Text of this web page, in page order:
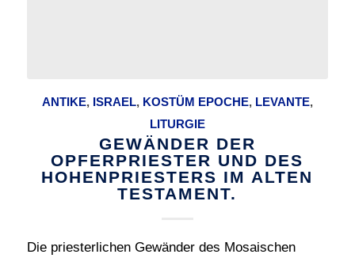
ANTIKE, ISRAEL, KOSTÜM EPOCHE, LEVANTE,
LITURGIE
GEWÄNDER DER
OPFERPRIESTER UND DES
HOHENPRIESTERS IM ALTEN
TESTAMENT.
Die priesterlichen Gewänder des Mosaischen